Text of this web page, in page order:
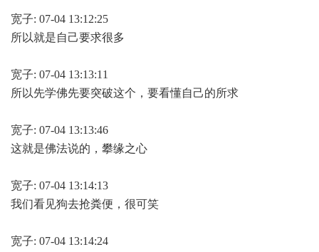
宽子: 07-04 13:12:25
所以就是自己要求很多
宽子: 07-04 13:13:11
所以先学佛先要突破这个，要看懂自己的所求
宽子: 07-04 13:13:46
这就是佛法说的，攀缘之心
宽子: 07-04 13:14:13
我们看见狗去抢粪便，很可笑
宽子: 07-04 13:14:24